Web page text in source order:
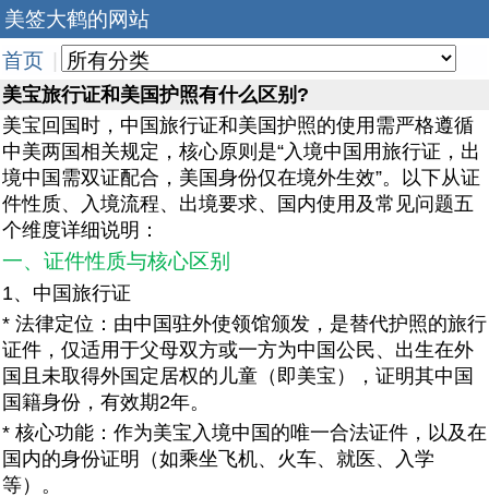
美签大鹤的网站
首页
美宝旅行证和美国护照有什么区别?
美宝回国时，中国旅行证和美国护照的使用需严格遵循
中美两国相关规定，核心原则是“入境中国用旅行证，出
境中国需双证配合，美国身份仅在境外生效”。以下从证
件性质、入境流程、出境要求、国内使用及常见问题五
个维度详细说明：
一、证件性质与核心区别
1、中国旅行证
* 法律定位：由中国驻外使领馆颁发，是替代护照的旅行
证件，仅适用于父母双方或一方为中国公民、出生在外
国且未取得外国定居权的儿童（即美宝），证明其中国
国籍身份，有效期2年。
* 核心功能：作为美宝入境中国的唯一合法证件，以及在
国内的身份证明（如乘坐飞机、火车、就医、入学
等）。